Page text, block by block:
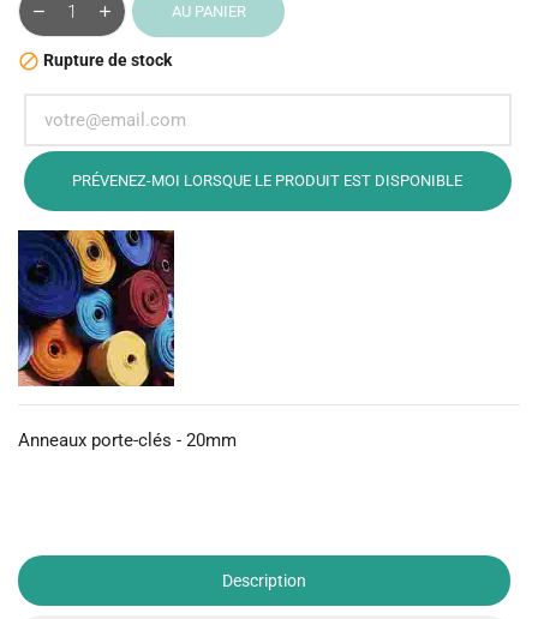
AU PANIER
 Rupture de stock
PRÉVENEZ-MOI LORSQUE LE PRODUIT EST DISPONIBLE
Anneaux porte-clés - 20mm
Description